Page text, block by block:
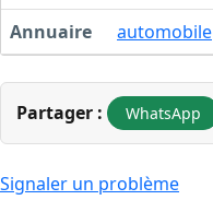
Annuaire automobile
Partager : WhatsApp
Signaler un problème